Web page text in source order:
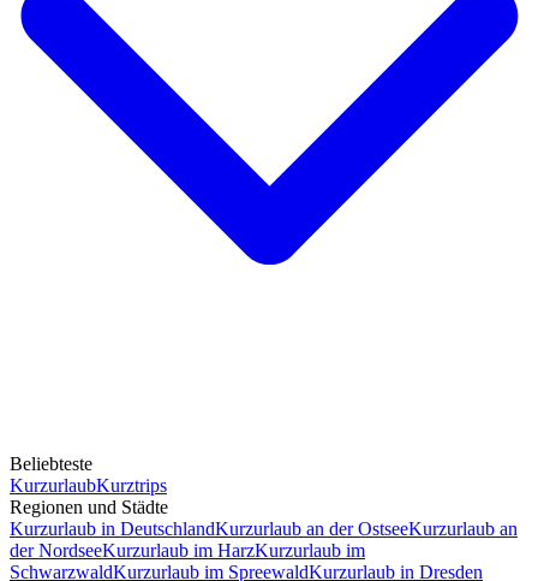
Beliebteste
KurzurlaubKurztrips
Regionen und Städte
Kurzurlaub in DeutschlandKurzurlaub an der OstseeKurzurlaub an
der NordseeKurzurlaub im HarzKurzurlaub im
SchwarzwaldKurzurlaub im SpreewaldKurzurlaub in Dresden